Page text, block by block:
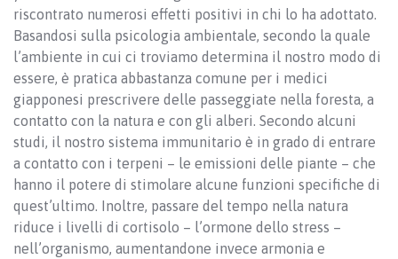
riscontrato numerosi effetti positivi in chi lo ha adottato.
Basandosi sulla psicologia ambientale, secondo la quale
l’ambiente in cui ci troviamo determina il nostro modo di
essere, è pratica abbastanza comune per i medici
giapponesi prescrivere delle passeggiate nella foresta, a
contatto con la natura e con gli alberi. Secondo alcuni
studi, il nostro sistema immunitario è in grado di entrare
a contatto con i terpeni – le emissioni delle piante – che
hanno il potere di stimolare alcune funzioni specifiche di
quest’ultimo. Inoltre, passare del tempo nella natura
riduce i livelli di cortisolo – l’ormone dello stress –
nell’organismo, aumentandone invece armonia e